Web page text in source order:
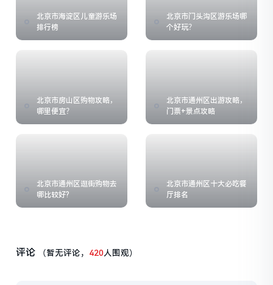
北京市海淀区儿童游乐场
排行榜
北京市门头沟区游乐场哪
个好玩？
北京市房山区购物攻略，
哪里便宜？
北京市通州区出游攻略，
门票+景点攻略
北京市通州区逛街购物去
哪比较好?
北京市通州区十大必吃餐
厅排名
评论 （暂无评论， 420人围观）